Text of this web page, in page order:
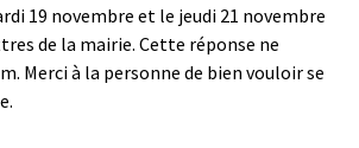
19 novembre et le jeudi 21 novembre
de la mairie. Cette réponse ne
Merci à la personne de bien vouloir se